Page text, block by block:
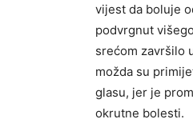
vijest da boluje
podvrgnut
srećom završilo
možda su
glasu, jer je
okrutne bolesti.